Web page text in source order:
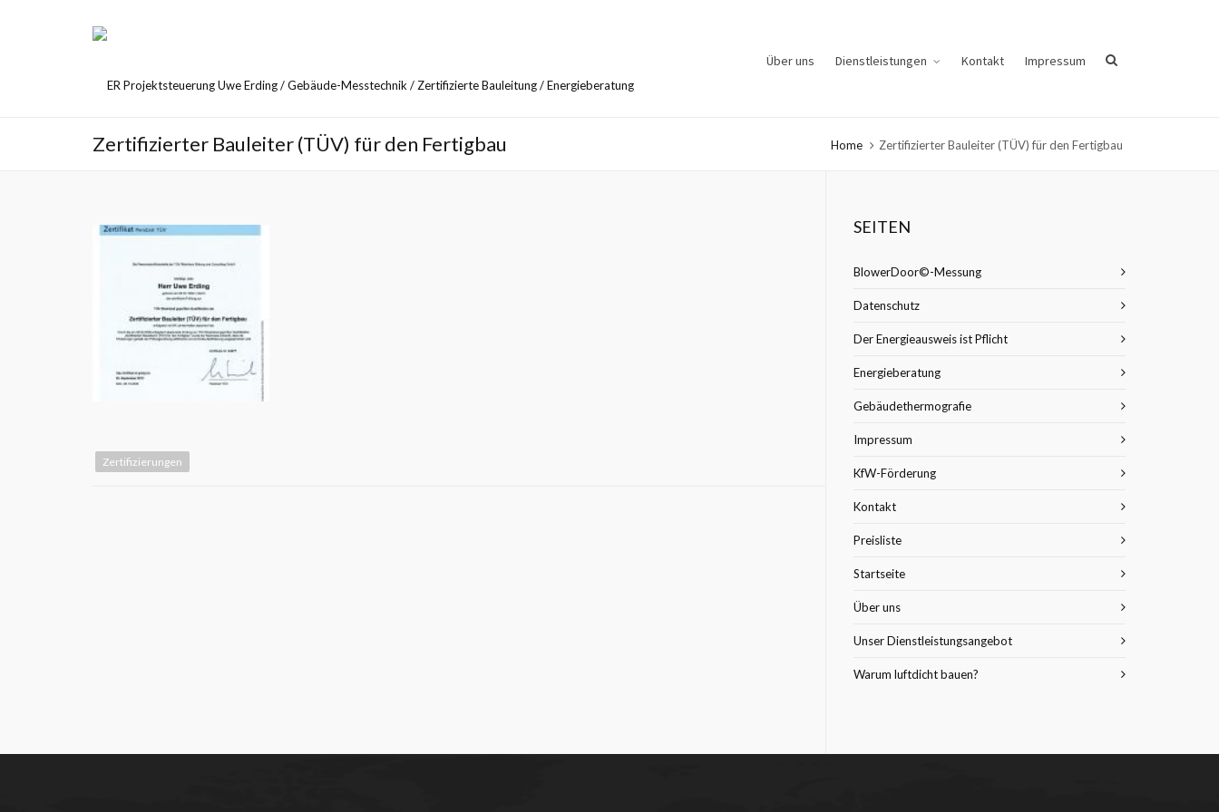
Über uns Dienstleistungen Kontakt Impressum
Zertifizierter Bauleiter (TÜV) für den Fertigbau Home Zertifizierter Bauleiter (TÜV) für den Fertigbau
Zertifizierungen
SEITEN
BlowerDoor©-Messung
Datenschutz
Der Energieausweis ist Pflicht
Energieberatung
Gebäudethermografie
Impressum
KfW-Förderung
Kontakt
Preisliste
Startseite
Über uns
Unser Dienstleistungsangebot
Warum luftdicht bauen?